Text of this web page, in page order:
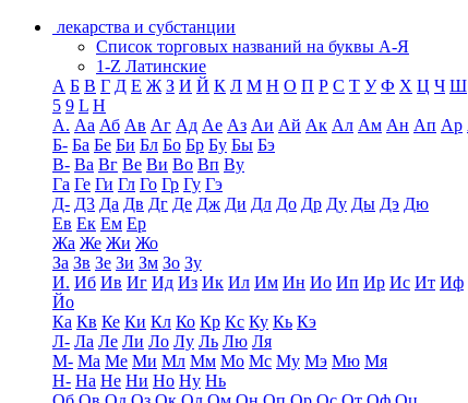
лекарства и субстанции
Список торговых названий на буквы А-Я
1-Z Латинские
А Б В Г Д Е Ж З И Й К Л М Н О П Р С Т У Ф Х Ц Ч Ш
5 9 L H
А. Аа Аб Ав Аг Ад Ае Аз Аи Ай Ак Ал Ам Ан Ап Ар
Б- Ба Бе Би Бл Бо Бр Бу Бы Бэ
В- Ва Вг Ве Ви Во Вп Ву
Га Ге Ги Гл Го Гр Гу Гэ
Д- Д3 Да Дв Дг Де Дж Ди Дл До Др Ду Ды Дэ Дю
Ев Ек Ем Ер
Жа Же Жи Жо
За Зв Зе Зи Зм Зо Зу
И. Иб Ив Иг Ид Из Ик Ил Им Ин Ио Ип Ир Ис Ит Иф
Йо
Ка Кв Ке Ки Кл Ко Кр Кс Ку Кь Кэ
Л- Ла Ле Ли Ло Лу Ль Лю Ля
М- Ма Ме Ми Мл Мм Мо Мс Му Мэ Мю Мя
Н- На Не Ни Но Ну Нь